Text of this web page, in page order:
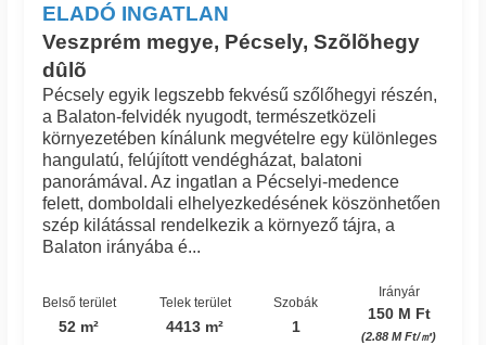
ELADÓ INGATLAN
Veszprém megye, Pécsely, Szõlõhegy
dûlõ
Pécsely egyik legszebb fekvésű szőlőhegyi részén,
a Balaton-felvidék nyugodt, természetközeli
környezetében kínálunk megvételre egy különleges
hangulatú, felújított vendégházat, balatoni
panorámával. Az ingatlan a Pécselyi-medence
felett, domboldali elhelyezkedésének köszönhetően
szép kilátással rendelkezik a környező tájra, a
Balaton irányába é...
Belső terület
52 m²
Telek terület
4413 m²
Szobák
1
Irányár
150 M Ft
(2.88 M Ft/㎡)